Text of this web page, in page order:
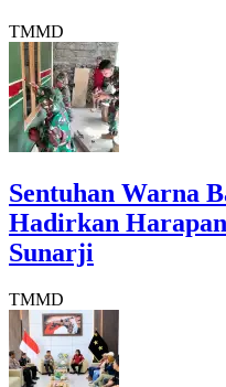
TMMD
Sentuhan Warna
Hadirkan
Sunarji
TMMD